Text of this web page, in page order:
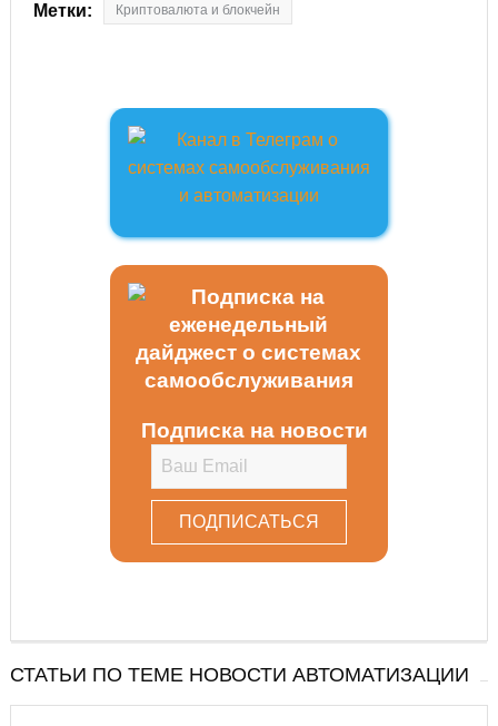
Метки: Криптовалюта и блокчейн
Подписка на новости
СТАТЬИ ПО ТЕМЕ НОВОСТИ АВТОМАТИЗАЦИИ